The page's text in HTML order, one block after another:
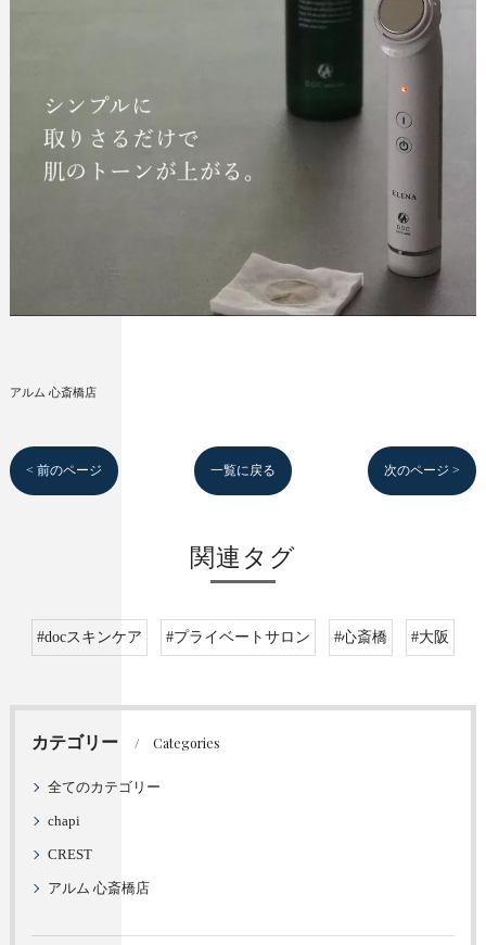
アルム 心斎橋店
< 前のページ 一覧に戻る 次のページ >
関連タグ
#docスキンケア #プライベートサロン #心斎橋 #大阪
カテゴリー Categories
全てのカテゴリー
chapi
CREST
アルム 心斎橋店